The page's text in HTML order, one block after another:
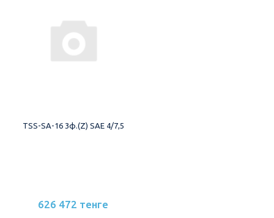
TSS-SA-16 3ф.(Z) SAE 4/7,5
626 472 тенге